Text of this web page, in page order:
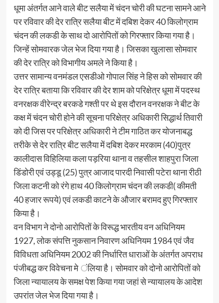
धूमा अंतर्गत आने वाले बीट सलैया में चंदन चोरी की घटना सामने आने
पर रविवार की देर रात्रि सलैया बीट में दबिश देकर 40 किलोग्राम
चंदन की लकडी के साथ दो आरोपितों को गिरफ्तार किया गया है।
जिन्हें सोमवारक जेल भेज दिया गया है। जिसका खुलासा सोमवार
की देर रात्रि को विभागीय अमले ने किया है।
उत्तर सामान्य वनमंडल एसडीओ गोपाल सिंह ने हिस को सोमवार की
देर रात्रि बताया कि रविवार की देर शाम को परिक्षेत्र धूमा में पदस्थ
वनरक्षक वीरेन्द्र बरकडे गश्ती पर थे इस दौरान वनरक्षक ने बीट के
कक्ष में चंदन चोरी होने की सूचना परिक्षेत्र अधिकारी सिद्धार्थ तिवारी
को दी जिस पर परिक्षेत्र अधिकारी ने टीम गाठित कर योजनाबद्ध
तरीके से देर रात्रि बीट सलैया में दबिश देकर मरकाम (40)पुत्र
कालीदास विहिलिया कला पड़रिया थाना व तहसील शाहपुरा जिला
डिंडोरी एवं उड्डू (25) पुत्र आजाद पारदी निवासी पटेरा थाना रीठी
जिला कटनी को रंगे हाथ 40 किलोग्राम चंदन की लकडी( कीमती
40 हजार रूपये) एवं लकडी काटने के औजार बरामद हुए गिरफ्तार
किया है।
वन विभाग ने दोनो आरोपितों के विरूद्ध भारतीय वन अधिनियम
1927, लोक संपत्ति नुकसान निवारण अधिनियम 1984 एवं जैव
विविधता अधिनियम 2002 की निर्धारित धाराओं के अंतर्गत अपराध
पंजीबद्ध कर विवेचना मे ंलिया है। सोमवार को दोनो आरोपितों को
जिला न्यायालय के समक्ष पेश किया गया जहां से न्यायालय के आदेश
उपरांत जेल भेज दिया गया है।